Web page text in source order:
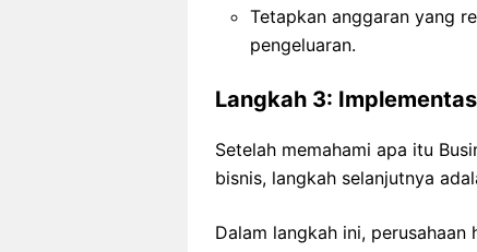
Tetapkan anggaran yang
pengeluaran.
Langkah 3:
Setelah memahami apa itu
bisnis, langkah selanjutnya
Dalam langkah ini, perusahaan